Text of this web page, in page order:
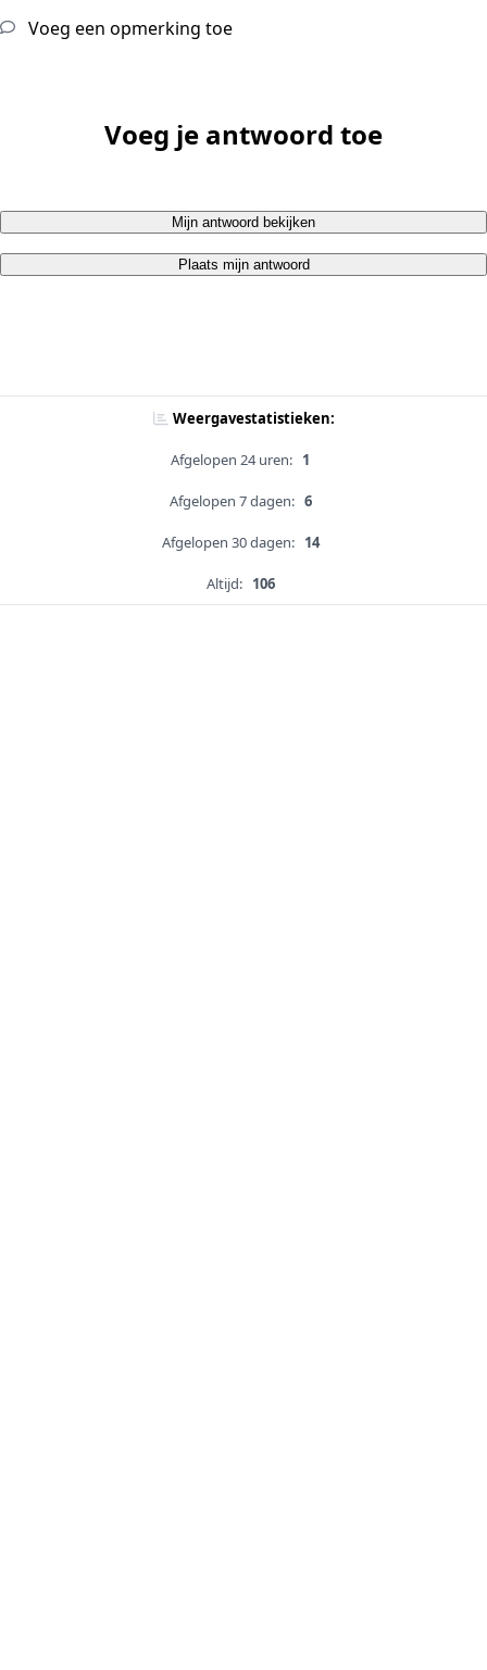
Voeg een opmerking toe
Voeg je antwoord toe
Mijn antwoord bekijken
Plaats mijn antwoord
Weergavestatistieken:
Afgelopen 24 uren: 1
Afgelopen 7 dagen: 6
Afgelopen 30 dagen: 14
Altijd: 106